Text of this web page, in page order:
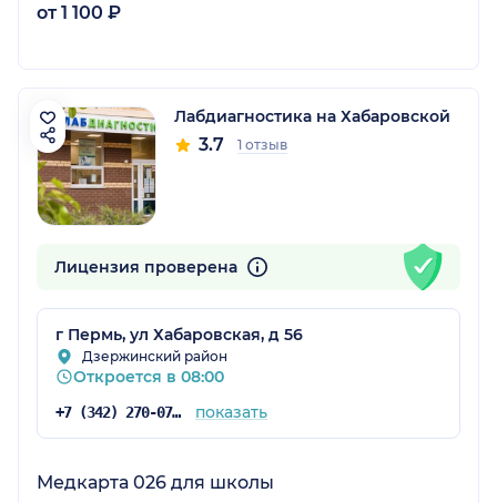
от 1 100 ₽
Лабдиагностика на Хабаровской
3.7 1 отзыв
Лицензия проверена
г Пермь, ул Хабаровская, д 56
Дзержинский район
Откроется в 08:00
+7 (342) 270-07-89 показать
Медкарта 026 для школы